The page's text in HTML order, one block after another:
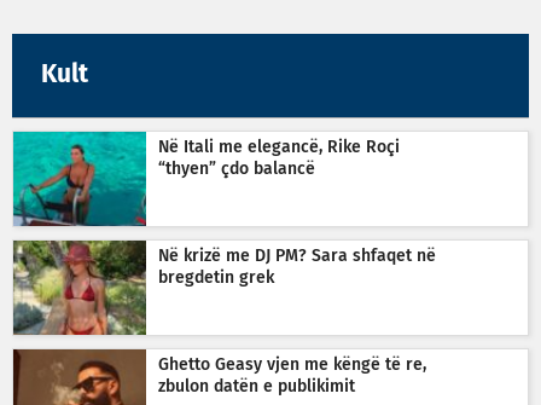
Kult
Në Itali me elegancë, Rike Roçi
“thyen” çdo balancë
Në krizë me DJ PM? Sara shfaqet në
bregdetin grek
Ghetto Geasy vjen me këngë të re,
zbulon datën e publikimit